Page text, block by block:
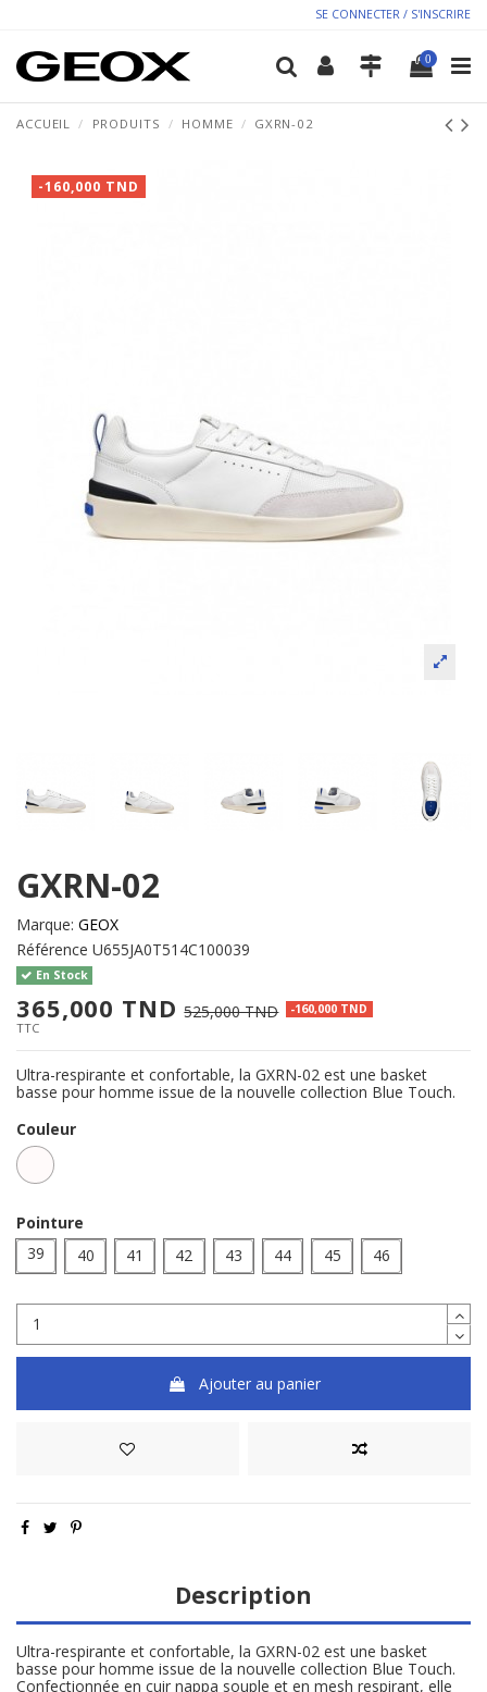
SE CONNECTER / S'INSCRIRE
0
ACCUEIL PRODUITS HOMME GXRN-02
-160,000 TND
GXRN-02
Marque: GEOX
Référence U655JA0T514C100039
En Stock
365,000 TND 525,000 TND -160,000 TND
TTC
Ultra-respirante et confortable, la GXRN-02 est une basket
basse pour homme issue de la nouvelle collection Blue Touch.
Couleur
BLANC
Pointure
39
40 41 42 43 44 45 46
Ajouter au panier
Description
Ultra-respirante et confortable, la GXRN-02 est une basket
basse pour homme issue de la nouvelle collection Blue Touch.
Confectionnée en cuir nappa souple et en mesh respirant, elle